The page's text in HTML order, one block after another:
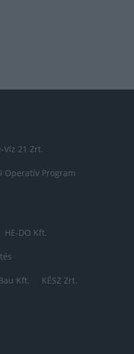
Víz 21 Zrt.
Operatív Program
HE-DO Kft.
Kft. KÉSZ Zrt.